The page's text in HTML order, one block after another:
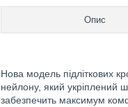
Опис
Нова модель підліткових
нейлону, який укріплений
забезпечить максимум